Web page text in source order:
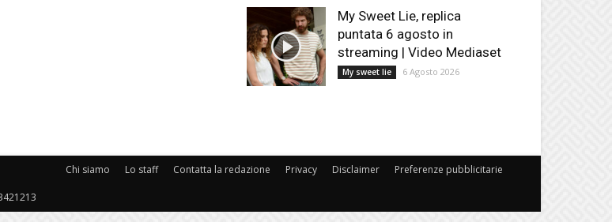
My Sweet Lie, replica
puntata 6 agosto in
streaming | Video Mediaset
My sweet lie 6 Agosto 2026
Chi siamo Lo staff Contatta la redazione Privacy Disclaimer Preferenze pubblicitarie